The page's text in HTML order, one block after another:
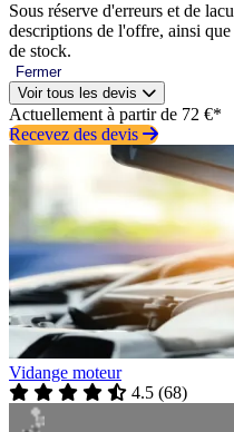
Sous réserve d'erreurs et de
descriptions de l'offre, ainsi
de stock.
Fermer
Voir tous les devis
Actuellement à partir de 72 €*
Recevez des devis
Vidange moteur
4.5 (68)